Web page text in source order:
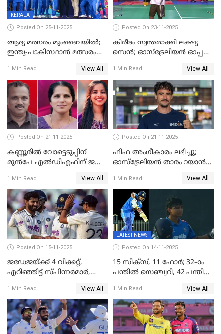
KERALA
Posted On 25-11-2025
ആദ്യ മത്സരം മുംബൈയിൽ;
ഇന്ത്യ-പാകിസ്ഥാൻ മത്സരം
ലോകകപ്പിന്‍റെ മത്സരക്രമം
പ്രഖ്യാപിച്ചു
1 Min Read View All
Posted On 23-11-2025
കിരീടം സ്വന്തമാക്കി ലക്ഷ്യ
സെന്‍; ഓസ്ട്രേലിയന്‍ ഓപ്പണ്‍
1 Min Read View All
Posted On 21-11-2025
കണ്ണൂരിൽ വോട്ടെടുപ്പിന്
മുൻപേ എൽഡിഎഫിന് ജയം;
സ്ഥാനാർഥികളില്ല
1 Min Read View All
Posted On 21-11-2025
ഫിഫ അംഗീകാരം ലഭിച്ചു;
ഓസ്‌ട്രേലിയന്‍ താരം റയാന്‍
നീലക്കുപ്പായത്തില്‍ കളിക്കാം
1 Min Read View All
Posted On 15-11-2025
ജഡേജയ്ക്ക് 4 വിക്കറ്റ്,
എറിഞ്ഞിട്ട് സ്പിന്നർമാർ,
പ്രോട്ടീസ്
1 Min Read View All
LATEST NEWS
Posted On 14-11-2025
15 സിക്സ്, 11 ഫോർ; 32–ാം
പന്തിൽ സെഞ്ച്വറി, 42 പന്തിൽ
1 Min Read View All